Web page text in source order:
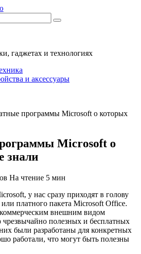
гаджетах и технологиях
и аксессуары
программы Microsoft о которых
Microsoft о
знали
На чтение 5 мин
у нас сразу приходят в голову
платного пакета Microsoft Office.
внешним видом
полезных и бесплатных
были разработаны для конкретных
работали, что могут быть полезны